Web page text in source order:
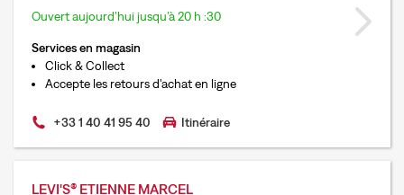
Ouvert aujourd’hui jusqu’à 20 h :30
Services en magasin
Click & Collect
Accepte les retours d'achat en ligne
+33 1 40 41 95 40 Itinéraire
LEVI'S® ETIENNE MARCEL